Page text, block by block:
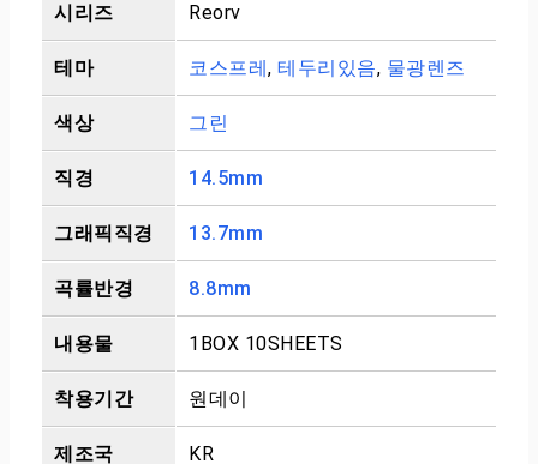
시리즈 Reorv
테마 코스프레, 테두리있음, 물광렌즈
색상 그린
직경 14.5mm
그래픽직경 13.7mm
곡률반경 8.8mm
내용물 1BOX 10SHEETS
착용기간 원데이
제조국 KR